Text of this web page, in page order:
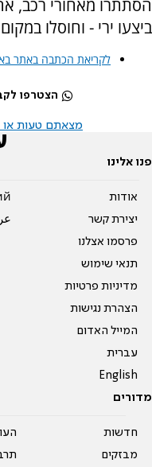
הסתתרו מאחורי רכב,
ביצעו ירי - וחוסלו
לקריאת הכתבה באתר
הצטרפו
מצאתם טעות או
פנו אלינו
אודות
יצירת קשר
פרסמו אצלנו
תנאי שימוש
מדיניות פרטיות
הצהרת נגישות
המייל האדום
עברית
English
מדורים
חדשות
מבזקים